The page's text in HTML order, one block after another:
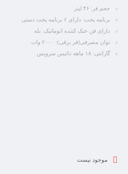
حجم فر: ۴۶ لیتر
برنامه پخت: دارای ۶ برنامه پخت دستی
دارای فن خنک کننده اتوماتیک: بله
توان مصرفی(فر برقی): ۲۰۰۰ وات
گارانتی: ۱۸ ماهه داتیس سرویس
موجود نیست